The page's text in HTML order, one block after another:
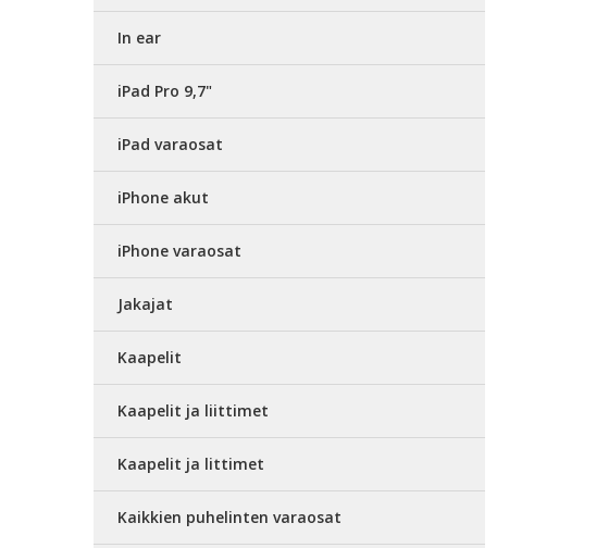
In ear
iPad Pro 9,7"
iPad varaosat
iPhone akut
iPhone varaosat
Jakajat
Kaapelit
Kaapelit ja liittimet
Kaapelit ja littimet
Kaikkien puhelinten varaosat